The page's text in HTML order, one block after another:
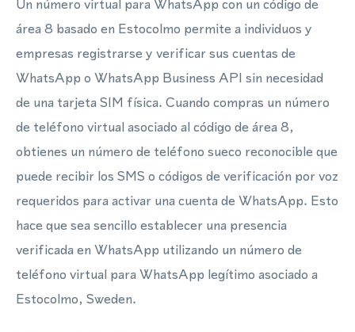
Un número virtual para WhatsApp con un código de
área 8 basado en Estocolmo permite a individuos y
empresas registrarse y verificar sus cuentas de
WhatsApp o WhatsApp Business API sin necesidad
de una tarjeta SIM física. Cuando compras un número
de teléfono virtual asociado al código de área 8,
obtienes un número de teléfono sueco reconocible que
puede recibir los SMS o códigos de verificación por voz
requeridos para activar una cuenta de WhatsApp. Esto
hace que sea sencillo establecer una presencia
verificada en WhatsApp utilizando un número de
teléfono virtual para WhatsApp legítimo asociado a
Estocolmo, Sweden.